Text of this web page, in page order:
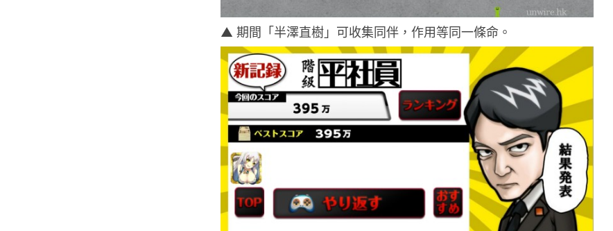
▲ 期間「半澤直樹」可收集同伴，作用等同一條命。